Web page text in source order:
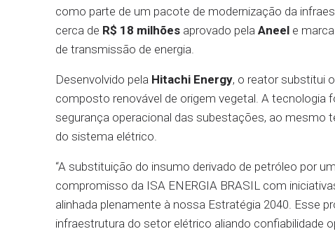
como parte de um pacote de modernização da
cerca de R$ 18 milhões aprovado pela Aneel e
de transmissão de energia.
Desenvolvido pela Hitachi Energy, o reator substitui
composto renovável de origem vegetal. A tecnologia
segurança operacional das subestações, ao mesmo
do sistema elétrico.
“A substituição do insumo derivado de petróleo por
compromisso da ISA ENERGIA BRASIL com
alinhada plenamente à nossa Estratégia 2040. Esse
infraestrutura do setor elétrico aliando confiabilidade